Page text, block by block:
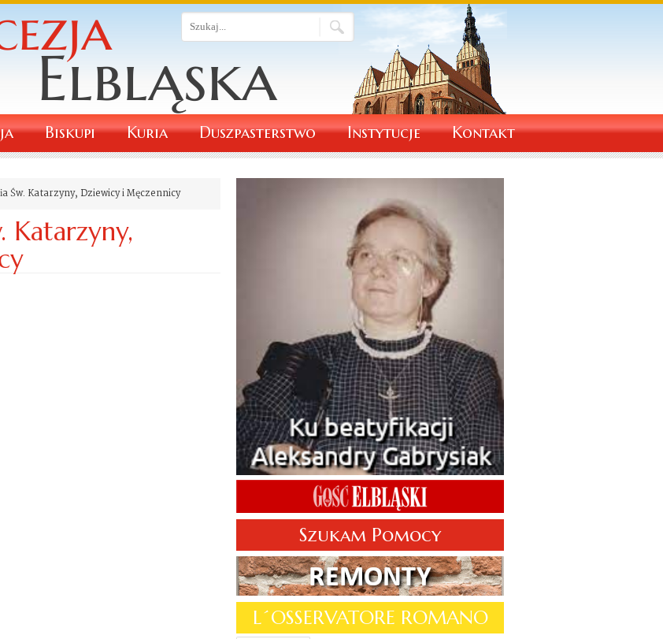
Biskupi Kuria Duszpasterstwo Instytucje Kontakt
Św. Katarzyny, Dziewicy i Męczennicy
Katarzyny,
Szukam Pomocy
L´OSSERVATORE ROMANO